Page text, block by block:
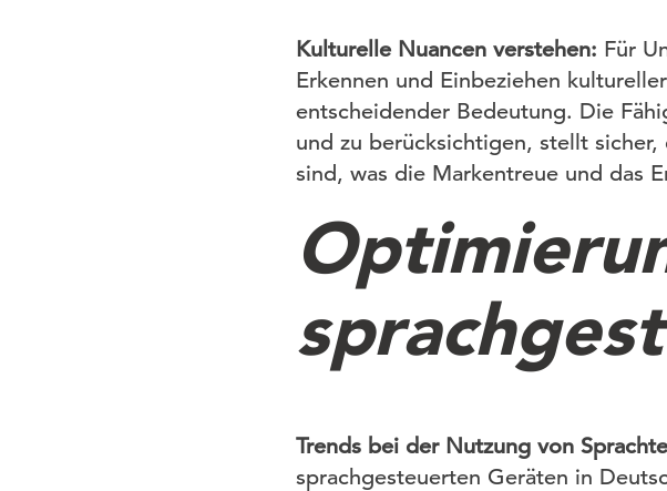
Kulturelle Nuancen verstehen: Für
Erkennen und Einbeziehen
entscheidender Bedeutung. Die
und zu berücksichtigen, stellt
sind, was die Markentreue und das
Trends bei der Nutzung von
sprachgesteuerten Geräten in